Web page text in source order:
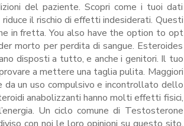
del paziente. Scopri come i tuoi dati
il rischio di effetti indesiderati. Questi
in fretta. You also have the option to opt
morto per perdita di sangue. Esteroides
disposti a tutto, e anche i genitori. Il tuo
a mettere una taglia pulita. Maggiori
da un uso compulsivo e incontrollato dello
anabolizzanti hanno molti effetti fisici,
Un ciclo comune di Testosterone